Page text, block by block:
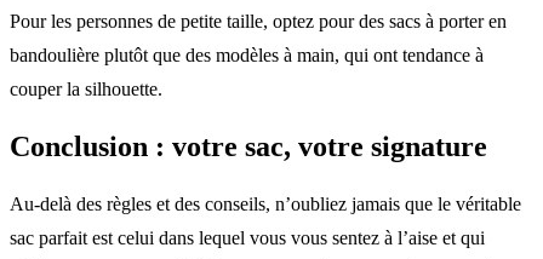
Pour les personnes de petite taille, optez pour des sacs à porter en
bandoulière plutôt que des modèles à main, qui ont tendance à
couper la silhouette.
Conclusion : votre sac, votre signature
Au-delà des règles et des conseils, n’oubliez jamais que le véritable
sac parfait est celui dans lequel vous vous sentez à l’aise et qui